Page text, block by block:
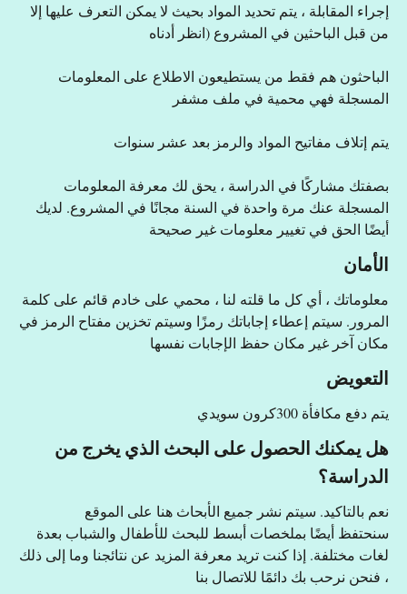
إجراء المقابلة ، يتم تحديد المواد بحيث لا يمكن التعرف عليها إلا
من قبل الباحثين في المشروع (انظر أدناه
الباحثون هم فقط من يستطيعون الاطلاع على المعلومات
المسجلة فهي محمية في ملف مشفر
يتم إتلاف مفاتيح المواد والرمز بعد عشر سنوات
بصفتك مشاركًا في الدراسة ، يحق لك معرفة المعلومات
المسجلة عنك مرة واحدة في السنة مجانًا في المشروع. لديك
أيضًا الحق في تغيير معلومات غير صحيحة
الأمان
معلوماتك ، أي كل ما قلته لنا ، محمي على خادم قائم على كلمة
المرور. سيتم إعطاء إجاباتك رمزًا وسيتم تخزين مفتاح الرمز في
مكان آخر غير مكان حفظ الإجابات نفسها
التعويض
يتم دفع مكافأة 300كرون سويدي
هل يمكنك الحصول على البحث الذي يخرج من
الدراسة؟
نعم بالتاكيد. سيتم نشر جميع الأبحاث هنا على الموقع
سنحتفظ أيضًا بملخصات أبسط للبحث للأطفال والشباب بعدة
لغات مختلفة. إذا كنت تريد معرفة المزيد عن نتائجنا وما إلى ذلك
، فنحن نرحب بك دائمًا للاتصال بنا